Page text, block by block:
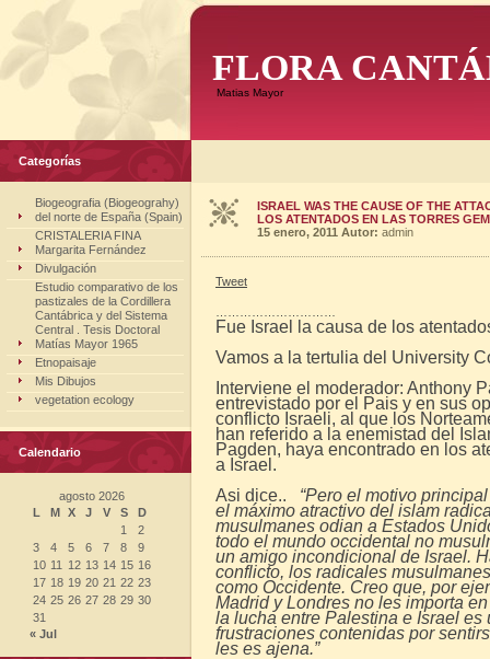
FLORA
Matias Mayor
Categorías
Biogeografia (Biogeograhy)
del norte de España (Spain)
CRISTALERIA FINA
Margarita Fernández
Divulgación
Estudio comparativo de los
pastizales de la Cordillera
Cantábrica y del Sistema
Central . Tesis Doctoral
Matías Mayor 1965
Etnopaisaje
Mis Dibujos
vegetation ecology
Calendario
agosto 2026
L
M X J V S
D
1
2
3
4 5 6 7 8
9
10 11 12 13 14 15 16
17 18 19 20 21 22 23
24 25 26 27 28 29 30
31
« Jul
ISRAEL WAS THE CAUSE OF THE
LOS ATENTADOS EN LAS TORRES
15 enero, 2011 Autor: admin
Tweet
Fue Israel la causa de los
Vamos a la tertulia del University
Interviene el moderador: Anthony
entrevistado por el Pais y en sus
conflicto Israeli, al que los
han referido a la enemistad del
Pagden, haya encontrado en los
a Israel.
Asi dice.. “Pero el motivo
el máximo atractivo del islam
musulmanes odian a Estados
todo el mundo occidental no
un amigo incondicional de Israel.
conflicto, los radicales
como Occidente. Creo que, por
Madrid y Londres no les importa
la lucha entre Palestina e Israel
frustraciones contenidas por
les es ajena.”